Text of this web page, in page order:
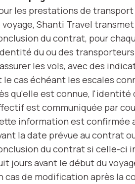
les prestations de
voyage, Shanti Travel
du contrat, pour
du ou des
les vols, avec des
le cas échéant les escales
qu'elle est connue,
est communiquée par
information est confirmée
la date prévue au contrat
du contrat si celle-ci
jours avant le début du
cas de modification après la